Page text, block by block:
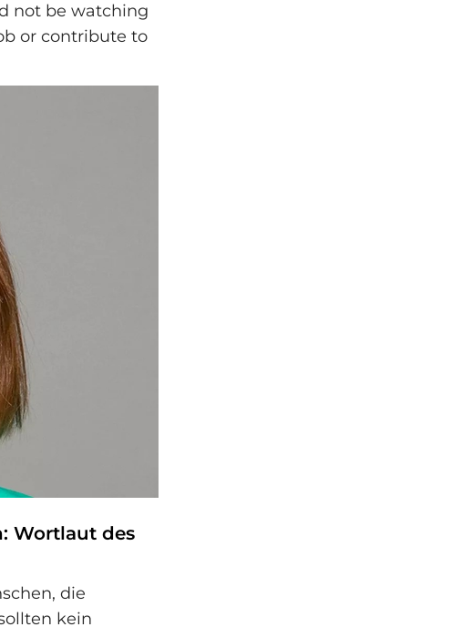
not be watching
or contribute to
Wortlaut des
die
kein